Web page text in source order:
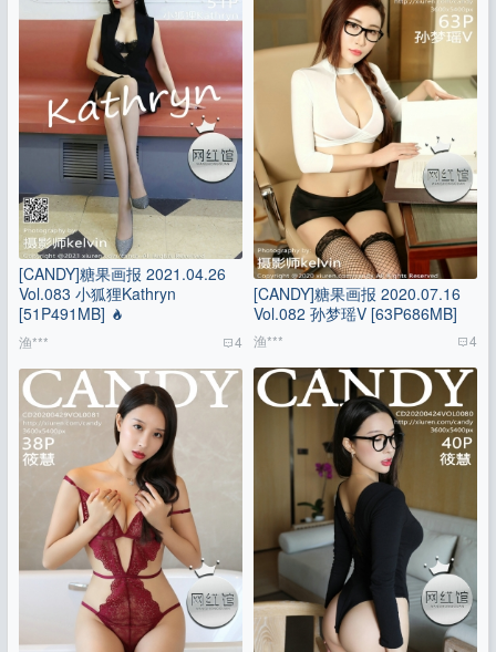
[CANDY]糖果画报 2021.04.26
Vol.083 小狐狸Kathryn
[51P491MB]
渔*** 4
[CANDY]糖果画报 2020.07.16
Vol.082 孙梦瑶V [63P686MB]
渔*** 4